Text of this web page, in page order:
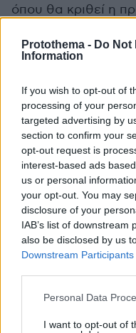
Protothema - Do Not
Information
If you wish to opt-out of
processing of your
targeted advertising by
section to confirm your
opt-out request is
interest-based ads
us or personal
your opt-out. You may
disclosure of your
IAB’s list of
also be disclosed by us
Downstream Participants
Please note that this
not limited to your visit
Personal Data
I want to opt-out of
όπου θα κριθεί η
αρχή είναι σαφής:
ανοίγει τον δρόμο
ως μέρος της
Προβλέπεται,
Μετανάστευσης
συνάπτει τις
Ενωσιακό Δίκαιο.
Οι ανήλικοι
Υπάρχει και μια
λειτουργεί ως
ανήλικοι
του άρθρου, άρα
σημείο που